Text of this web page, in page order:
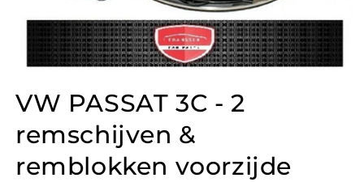
VW PASSAT 3C - 2
remschijven &
remblokken voorzijde